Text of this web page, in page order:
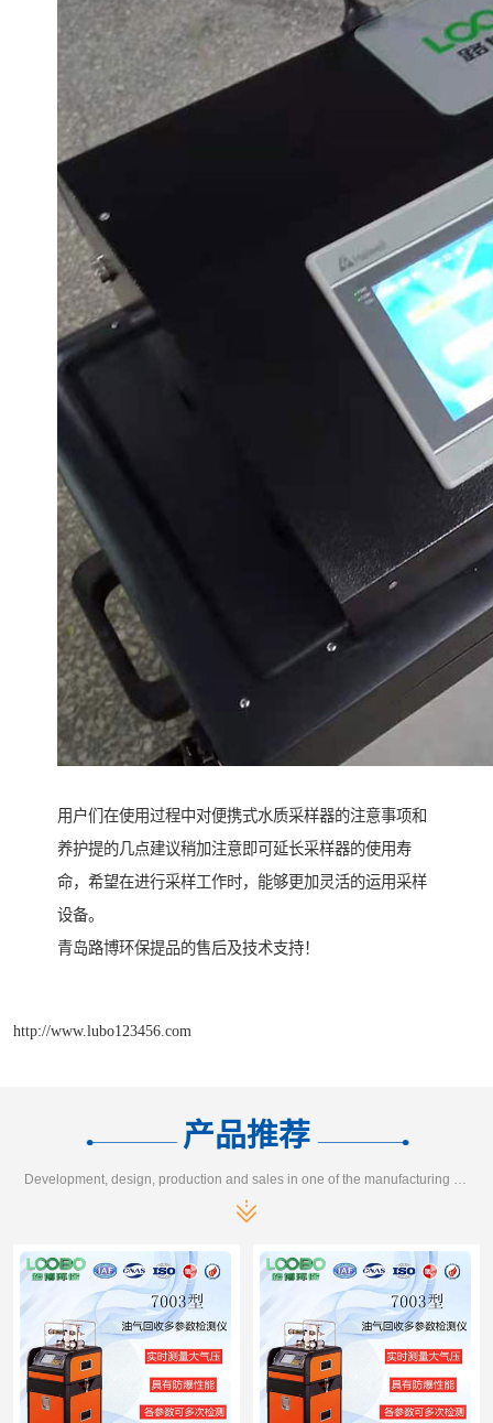
用户们在使用过程中对便携式水质采样器的注意事项和
养护提的几点建议稍加注意即可延长采样器的使用寿
命，希望在进行采样工作时，能够更加灵活的运用采样
设备。
青岛路博环保提品的售后及技术支持！
http://www.lubo123456.com
产品推荐